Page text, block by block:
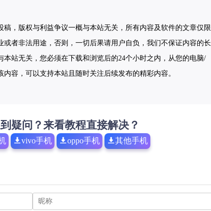
，版权与利益争议一概与本站无关，所有内容及软件的文章仅限
者非法用途，否则，一切后果请用户自负，我们不保证内容的长
站无关，您必须在下载和浏览后的24个小时之内，从您的电脑/
容，可以支持本站且随时关注后续发布的精彩内容。
疑问？来看教程直接解决？
vivo手机 oppo手机 其他手机